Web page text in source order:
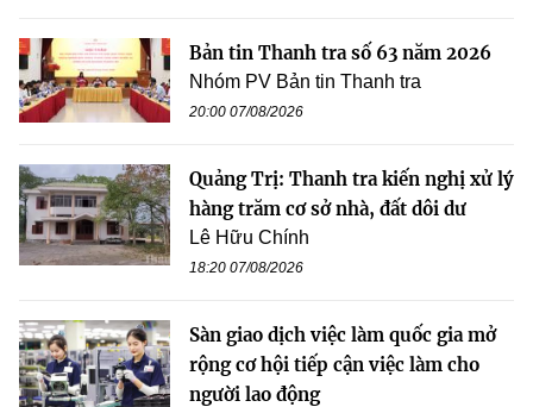
Bản tin Thanh tra số 63 năm 2026
Nhóm PV Bản tin Thanh tra
20:00 07/08/2026
Quảng Trị: Thanh tra kiến nghị xử lý
hàng trăm cơ sở nhà, đất dôi dư
Lê Hữu Chính
18:20 07/08/2026
Sàn giao dịch việc làm quốc gia mở
rộng cơ hội tiếp cận việc làm cho
người lao động